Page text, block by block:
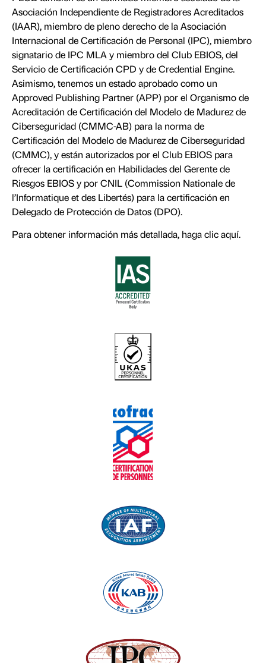
Asociación Independiente de Registradores Acreditados
(IAAR), miembro de pleno derecho de la Asociación
Internacional de Certificación de Personal (IPC), miembro
signatario de IPC MLA y miembro del Club EBIOS, del
Servicio de Certificación CPD y de Credential Engine.
Asimismo, tenemos un estado aprobado como un
Approved Publishing Partner (APP) por el Organismo de
Acreditación de Certificación del Modelo de Madurez de
Ciberseguridad (CMMC-AB) para la norma de
Certificación del Modelo de Madurez de Ciberseguridad
(CMMC), y están autorizados por el Club EBIOS para
ofrecer la certificación en Habilidades del Gerente de
Riesgos EBIOS y por CNIL (Commission Nationale de
l’Informatique et des Libertés) para la certificación en
Delegado de Protección de Datos (DPO).
Para obtener información más detallada, haga clicaquí.